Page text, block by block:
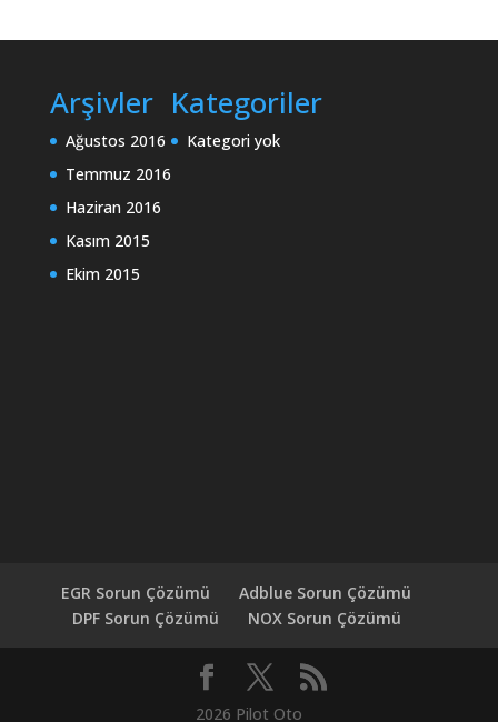
Arşivler
Ağustos 2016
Temmuz 2016
Haziran 2016
Kasım 2015
Ekim 2015
Kategoriler
Kategori yok
EGR Sorun Çözümü
Adblue Sorun Çözümü
DPF Sorun Çözümü
NOX Sorun Çözümü
2026 Pilot Oto